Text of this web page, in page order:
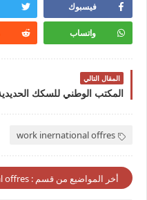
فيسبوك
واتساب
المقال التالي
work inernational offres
أخر المواضيع من قسم : work inernational offres